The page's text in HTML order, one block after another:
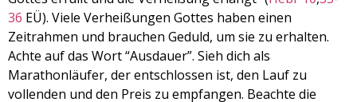
36 EÜ). Viele Verheißungen Gottes haben einen
Zeitrahmen und brauchen Geduld, um sie zu erhalten.
Achte auf das Wort “Ausdauer”. Sieh dich als
Marathonläufer, der entschlossen ist, den Lauf zu
vollenden und den Preis zu empfangen. Beachte die